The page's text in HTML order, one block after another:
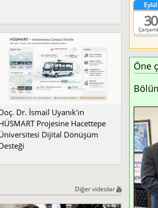
Dr. İsmail Uyanık'ın
Projesine Hacettepe
Dijital Dönüşüm
Diğer videolar
Eylül
30
Öne